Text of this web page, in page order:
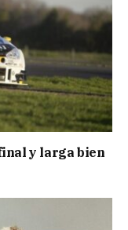
y larga bien